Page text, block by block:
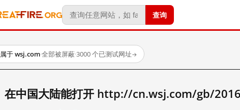
查询
属于 wsj.com·全部被屏蔽·3000 个已测试网址→
在中国大陆能打开 http://cn.wsj.com/gb/